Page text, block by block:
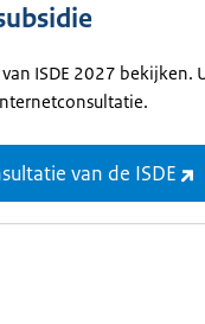
ISDE 2027 bekijken.
van de ISDE